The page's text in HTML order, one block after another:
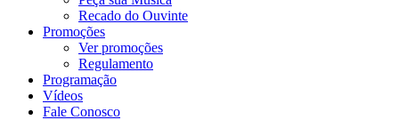
Recado do Ouvinte
Promoções
Ver promoções
Regulamento
Programação
Vídeos
Fale Conosco